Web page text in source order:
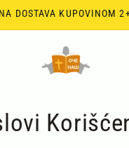
DOSTAVA KUPOVINOM